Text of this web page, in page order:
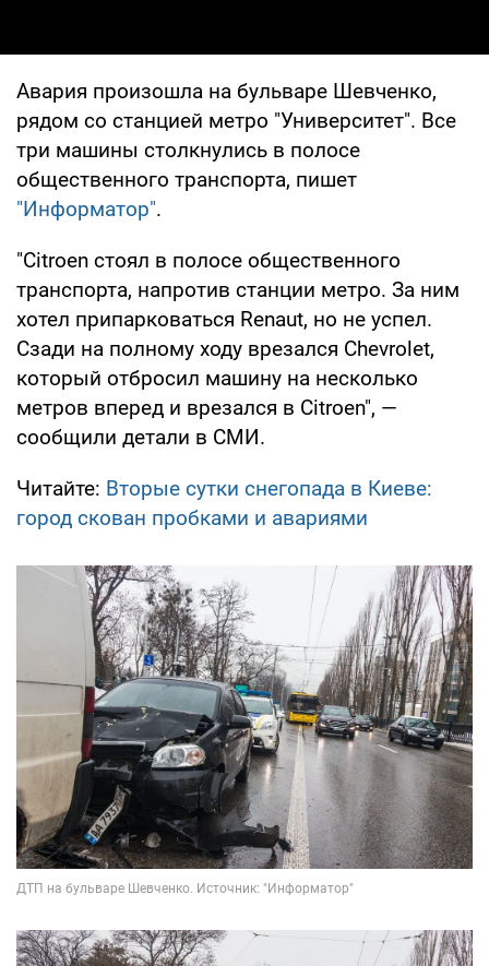
Авария произошла на бульваре Шевченко,
рядом со станцией метро "Университет". Все
три машины столкнулись в полосе
общественного транспорта, пишет
"Информатор".
"Citroen стоял в полосе общественного
транспорта, напротив станции метро. За ним
хотел припарковаться Renaut, но не успел.
Сзади на полному ходу врезался Chevrolet,
который отбросил машину на несколько
метров вперед и врезался в Citroen", —
сообщили детали в СМИ.
Читайте: Вторые сутки снегопада в Киеве:
город скован пробками и авариями